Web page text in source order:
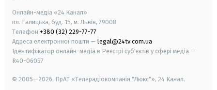
Онлайн-медіа «24 Канал»
пл. Галицька, буд. 15, м. Львів, 79008
Телефон +380 (32) 229-77-77
Адреса електронної пошти — legal@24tv.com.ua
Ідентифікатор онлайн-медіа в Реєстрі суб'єктів у сфері медіа —
R40-06057
© 2005—2026, ПрАТ «Телерадіокомпанія "Люкс"», 24 Канал.